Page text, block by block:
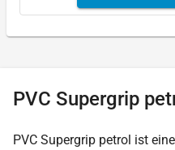
PVC Supergrip
PVC Supergrip petrol ist